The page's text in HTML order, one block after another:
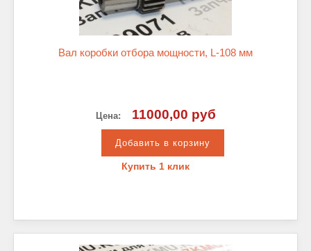
Вал коробки отбора мощности, L-108 мм
Цена: 11000,00 руб
Купить 1 клик